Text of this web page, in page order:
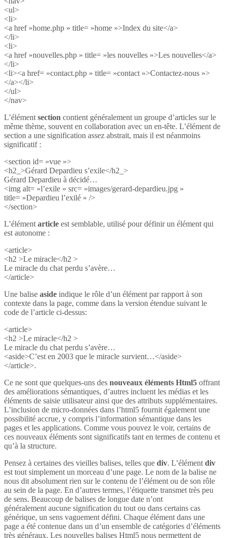
<ul>
<li>
<a href »home.php » title= »home »>Index du site</a>
</li>
<li>
<a href »nouvelles.php » title= »les nouvelles »>Les nouvelles</a>
</li>
<li><a href= »contact.php » title= »contact »>Contactez-nous »>
</a></li>
</ul>
</nav>
L’élément section contient généralement un groupe d’articles sur le
même thème, souvent en collaboration avec un en-tête. L’élément de
section a une signification assez abstrait, mais il est néanmoins
significatif :
<section id= »vue »>
<h2_>Gérard Depardieu s’exile</h2_>
Gérard Depardieu à décidé…
<img alt= »l’exile » src= »images/gerard-depardieu.jpg »
title= »Depardieu l’exilé » />
</section>
L’élément article est semblable, utilisé pour définir un élément qui
est autonome :
<article>
<h2 >Le miracle</h2 >
Le miracle du chat perdu s’avère…
</article>
Une balise aside indique le rôle d’un élément par rapport à son
contexte dans la page, comme dans la version étendue suivant le
code de l’article ci-dessus:
<article>
<h2 >Le miracle</h2 >
Le miracle du chat perdu s’avère…
<aside>C’est en 2003 que le miracle survient…</aside>
</article>.
Ce ne sont que quelques-uns des nouveaux éléments Html5 offrant
des améliorations sémantiques, d’autres incluent les médias et les
éléments de saisie utilisateur ainsi que des attributs supplémentaires.
L’inclusion de micro-données dans l’html5 fournit également une
possibilité accrue, y compris l’information sémantique dans les
pages et les applications. Comme vous pouvez le voir, certains de
ces nouveaux éléments sont significatifs tant en termes de contenu et
qu’à la structure.
Pensez à certaines des vieilles balises, telles que div. L’élément div
est tout simplement un morceau d’une page. Le nom de la balise ne
nous dit absolument rien sur le contenu de l’élément ou de son rôle
au sein de la page. En d’autres termes, l’étiquette transmet très peu
de sens. Beaucoup de balises de longue date n’ont
généralement aucune signification du tout ou dans certains cas
générique, un sens vaguement défini. Chaque élément dans une
page a été contenue dans un d’un ensemble de catégories d’éléments
très généraux. Les nouvelles balises Html5 nous permettent de